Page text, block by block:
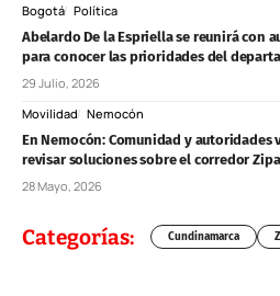
Bogotá Política
Abelardo De la Espriella se reunirá con
para conocer las prioridades del
29 Julio, 2026
Movilidad Nemocón
En Nemocón: Comunidad y autoridades
revisar soluciones sobre el corredor
28 Mayo, 2026
Categorías: Cundinamarca